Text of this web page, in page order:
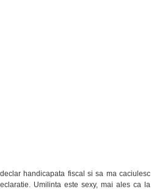
handicapata fiscal si sa ma caciulesc
Umilinta este sexy, mai ales ca la